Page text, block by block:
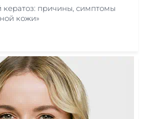
причины, симптомы
кожи»